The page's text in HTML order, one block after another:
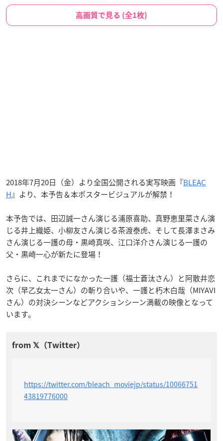
高画質で見る (全1枚)
2018年7月20日（金）より全国公開される実写映画『BLEAC
H』より、本予告＆本ポスタービジュアルが解禁！
本予告では、田辺誠一さん演じる浦原喜助、真野恵里菜さん演
じる井上織姫、小柳友さん演じる茶渡泰虎、そして長澤まさみ
さん演じる一護の母・黒崎真咲、江口洋介さん演じる一護の
父・黒崎一心が新たに登場！
さらに、これまでになかった一護（福士蒼汰さん）と阿散井恋
次（早乙女太一さん）の斬り合いや、一護と朽木白哉（MIYAVI
さん）の対決シーンなどアクションシーン満載の映像となって
います。
https://twitter.com/bleach_moviejp/status/10066751
43819776000